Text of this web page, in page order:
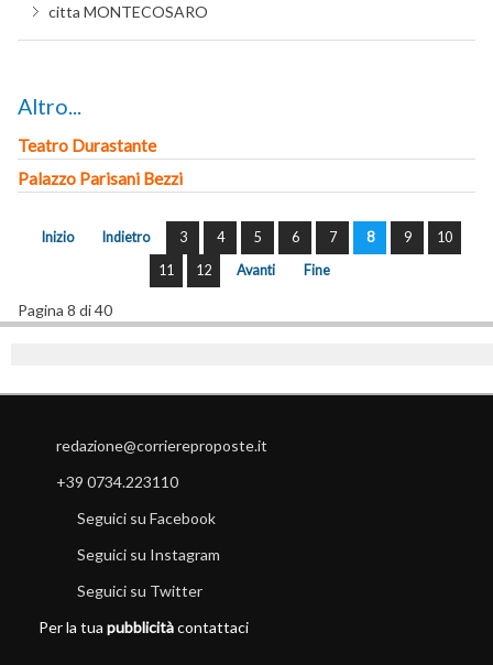
citta MONTECOSARO
Altro...
Teatro Durastante
Palazzo Parisani Bezzi
Inizio Indietro 3 4 5 6 7 8 9
10
11
12 Avanti Fine
Pagina 8 di 40
redazione@corriereproposte.it
+39 0734.223110
Seguici su Facebook
Seguici su Instagram
Seguici su Twitter
Per la tua pubblicitàcontattaci